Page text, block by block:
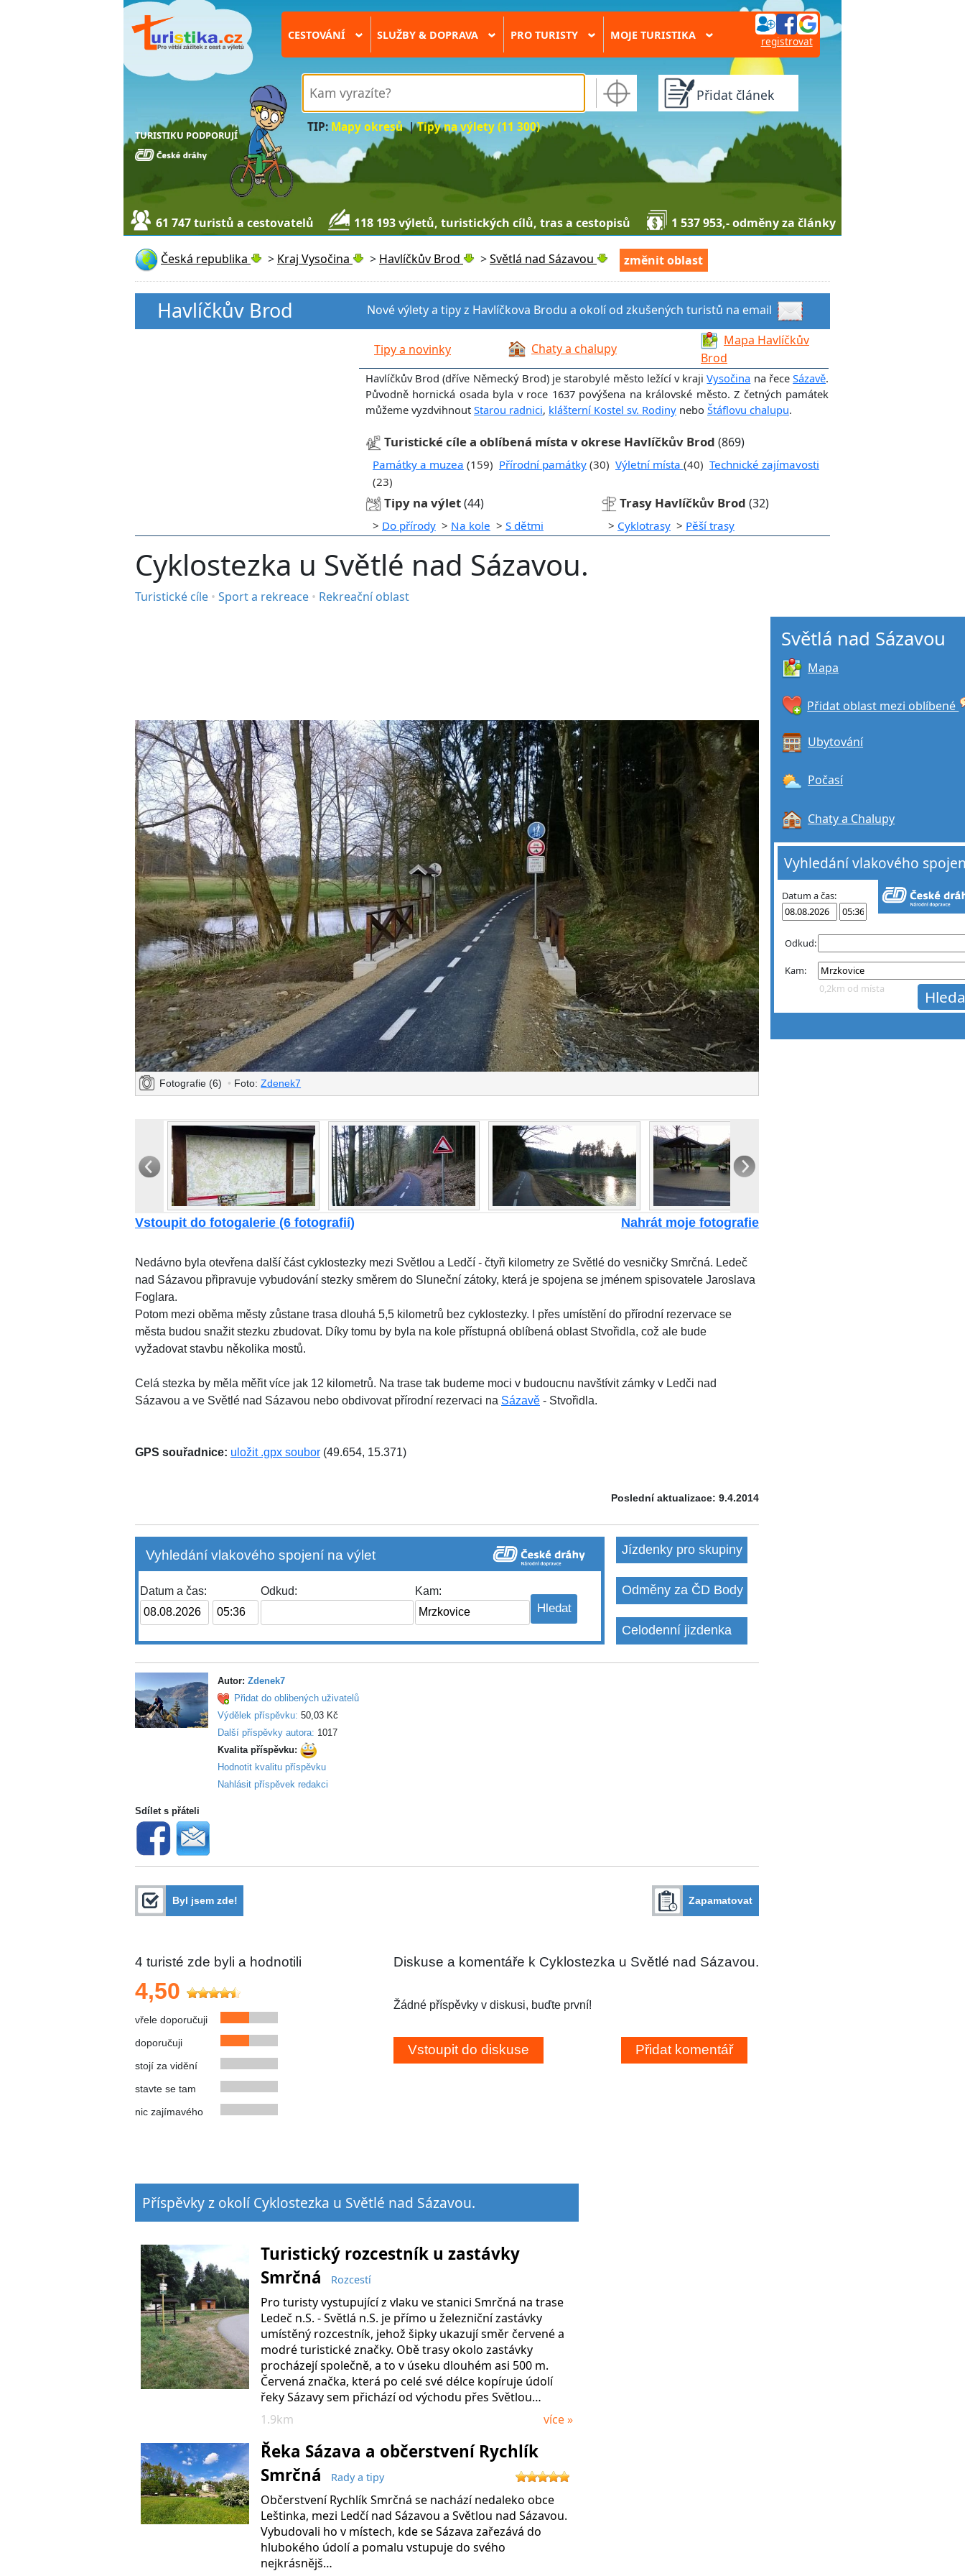
TURISTIKU PODPORUJÍ
CESTOVÁNÍ › SLUŽBY & DOPRAVA › PRO TURISTY › MOJE TURISTIKA › registrovat
TIP: Mapy okresů|Tipy na výlety (11 300)
Přidat článek
61 747 turistů a cestovatelů 118 193 výletů, turistických cílů, tras a cestopisů 1 537 953,- odměny za články
Česká republika > Kraj Vysočina > Havlíčkův Brod >Světlá nad Sázavou změnit oblast
Havlíčkův Brod Nové výlety a tipy z Havlíčkova Brodu a okolí od zkušených turistů na email
Tipy a novinky Chaty a chalupy
Mapa Havlíčkův
Brod
Havlíčkův Brod (dříve Německý Brod) je starobylé město ležící v krajiVysočina na řeceSázavě.
Původně hornická osada byla v roce 1637 povýšena na královské město. Z četných památek
můžeme vyzdvihnout Starou radnici, klášterní Kostel sv. Rodiny nebo Štáflovu chalupu.
Turistické cíle a oblíbená místa v okrese Havlíčkův Brod (869)
Památky a muzea (159) Přírodní památky (30) Výletní místa (40) Technické zajímavosti
(23)
Tipy na výlet(44) Trasy Havlíčkův Brod (32)
> Do přírody > Na kole > S dětmi > Cyklotrasy > Pěší trasy
Cyklostezka u Světlé nad Sázavou.
Turistické cíle • Sport a rekreace • Rekreační oblast
Fotografie (6) • Foto:Zdenek7
Nahrát moje fotografie
Vstoupit do fotogalerie (6 fotografií)
Nedávno byla otevřena další část cyklostezky mezi Světlou a Ledčí - čtyři kilometry ze Světlé do vesničky Smrčná. Ledeč
nad Sázavou připravuje vybudování stezky směrem do Sluneční zátoky, která je spojena se jménem spisovatele Jaroslava
Foglara.
Potom mezi oběma městy zůstane trasa dlouhá 5,5 kilometrů bez cyklostezky. I přes umístění do přírodní rezervace se
města budou snažit stezku zbudovat. Díky tomu by byla na kole přístupná oblíbená oblast Stvořidla, což ale bude
vyžadovat stavbu několika mostů.
Celá stezka by měla měřit více jak 12 kilometrů. Na trase tak budeme moci v budoucnu navštívit zámky v Ledči nad
Sázavou a ve Světlé nad Sázavou nebo obdivovat přírodní rezervaci na Sázavě - Stvořidla.
GPS souřadnice: uložit .gpx soubor (49.654, 15.371)
Poslední aktualizace: 9.4.2014
Vyhledání vlakového spojení na výlet
Datum a čas: Odkud: Kam:
Jízdenky pro skupiny
Odměny za ČD Body
Celodenní jizdenka
Autor:Zdenek7
Přidat do oblibených uživatelů
Výdělek příspěvku: 50,03 Kč
Další příspěvky autora: 1017
Kvalita příspěvku:
Hodnotit kvalitu příspěvku
Nahlásit příspěvek redakci
Sdílet s přáteli
Byl jsem zde! Zapamatovat
4 turisté zde byli a hodnotili
4,50
vřele doporučuji
doporučuji
stojí za vidění
stavte se tam
nic zajímavého
Diskuse a komentáře k Cyklostezka u Světlé nad Sázavou.
Žádné příspěvky v diskusi, buďte první!
Světlá nad Sázavou
Mapa
Přidat oblast mezi oblíbené
Ubytování
Počasí
Chaty a Chalupy
Vyhledání vlakového
Datum a čas:
Odkud:
Kam:
0,2km od místa
Příspěvky z okolí Cyklostezka u Světlé nad Sázavou.
Turistický rozcestník u zastávky
Smrčná
Rozcestí
Pro turisty vystupující z vlaku ve stanici Smrčná na trase
Ledeč n.S. - Světlá n.S. je přímo u železniční zastávky
umístěný rozcestník, jehož šipky ukazují směr červené a
modré turistické značky. Obě trasy okolo zastávky
procházejí společně, a to v úseku dlouhém asi 500 m.
Červená značka, která po celé své délce kopíruje údolí
řeky Sázavy sem přichází od východu přes Světlou…
1.9km
více »
Řeka Sázava a občerstvení Rychlík
Smrčná
Rady a tipy
Občerstvení Rychlík Smrčná se nachází nedaleko obce
Leštinka, mezi Ledčí nad Sázavou a Světlou nad Sázavou.
Vybudovali ho v místech, kde se Sázava zařezává do
hlubokého údolí a pomalu vstupuje do svého
nejkrásnějš…